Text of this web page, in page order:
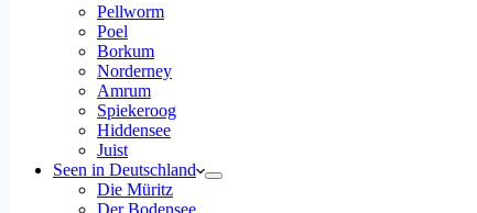
Pellworm
Poel
Borkum
Norderney
Amrum
Spiekeroog
Hiddensee
Juist
Seen in Deutschland
Die Müritz
Der Bodensee